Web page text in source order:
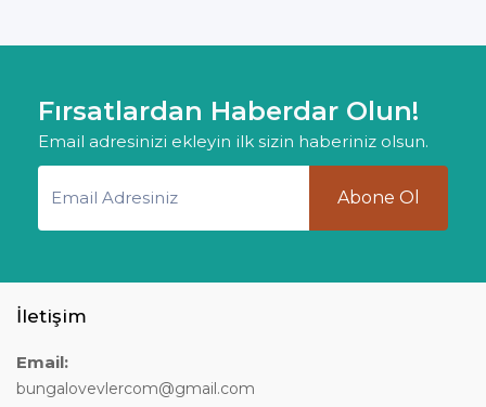
Fırsatlardan Haberdar Olun!
Email adresinizi ekleyin ilk sizin haberiniz olsun.
Abone Ol
İletişim
Email:
bungalovevlercom@gmail.com